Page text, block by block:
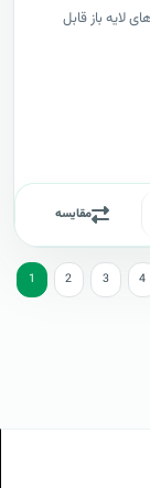
لایه باز قابل
مقایسه
1 2 3 4